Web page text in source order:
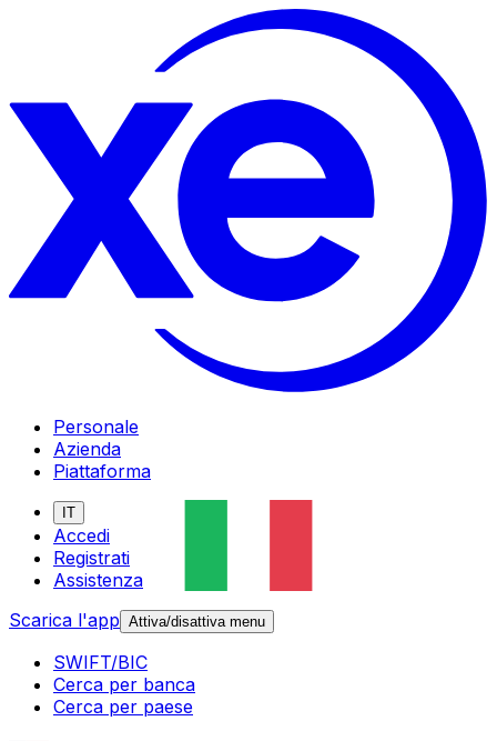
Personale
Azienda
Piattaforma
IT
Accedi
Registrati
Assistenza
Scarica l'app Attiva/disattiva menu
SWIFT/BIC
Cerca per banca
Cerca per paese